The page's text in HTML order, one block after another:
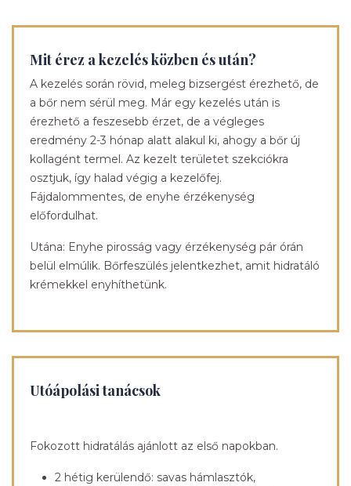
Mit érez a kezelés közben és után?
A kezelés során rövid, meleg bizsergést érezhető, de
a bőr nem sérül meg. Már egy kezelés után is
érezhető a feszesebb érzet, de a végleges
eredmény 2-3 hónap alatt alakul ki, ahogy a bőr új
kollagént termel. Az kezelt területet szekciókra
osztjuk, így halad végig a kezelőfej.
Fájdalommentes, de enyhe érzékenység
előfordulhat.
Utána: Enyhe pirosság vagy érzékenység pár órán
belül elmúlik. Bőrfeszülés jelentkezhet, amit hidratáló
krémekkel enyhíthetünk.
Utóápolási tanácsok
Fokozott hidratálás ajánlott az első napokban.
2 hétig kerülendő: savas hámlasztók,